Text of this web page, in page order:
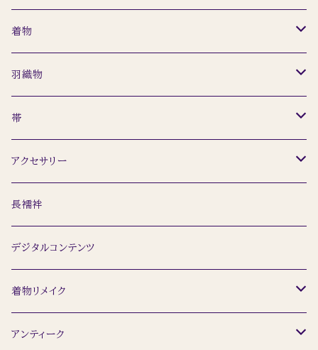
着物
セット
レディース
メンズ
小紋
ウール着物
訪問着
留袖
浴衣
羽織物
羽織
道行
ショール
帯
名古屋帯
半幅帯
袋帯
アクセサリー
簪
ネックレス
ピアス
長襦袢
デジタルコンテンツ
着物リメイク
トップス
アンティーク